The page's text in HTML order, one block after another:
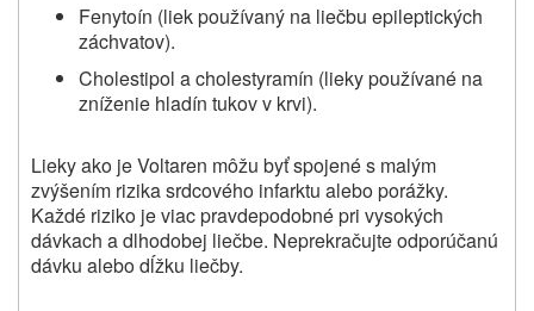
Fenytoín (liek používaný na liečbu epileptických
záchvatov).
Cholestipol a cholestyramín (lieky používané na
zníženie hladín tukov v krvi).
Lieky ako je Voltaren môžu byť spojené s malým
zvýšením rizika srdcového infarktu alebo porážky.
Každé riziko je viac pravdepodobné pri vysokých
dávkach a dlhodobej liečbe. Neprekračujte odporúčanú
dávku alebo dĺžku liečby.